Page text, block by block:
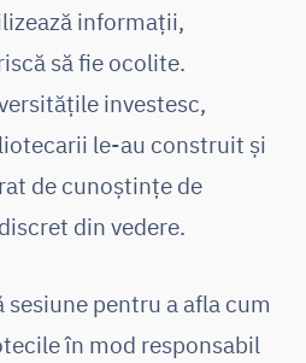
informații,
să fie ocolite.
investesc,
le-au construit și
de cunoștințe de
din vedere.
pentru a afla cum
în mod responsabil